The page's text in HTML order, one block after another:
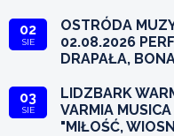
02
SIE
OSTRÓDA
02.08.2026
DRAPAŁA,
03
SIE
LIDZBARK
VARMIA
"MIŁOŚĆ,